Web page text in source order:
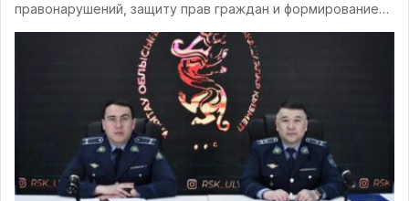
правонарушений, защиту прав граждан и формирование…